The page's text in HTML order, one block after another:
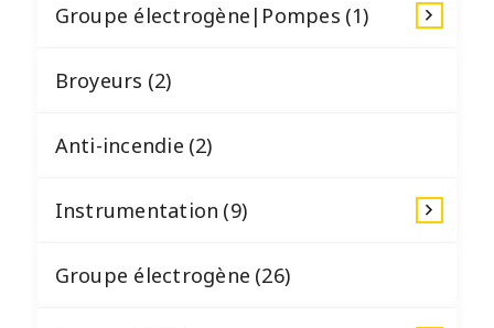
Groupe électrogène|Pompes (1)
Broyeurs (2)
Anti-incendie (2)
Instrumentation (9)
Groupe électrogène (26)